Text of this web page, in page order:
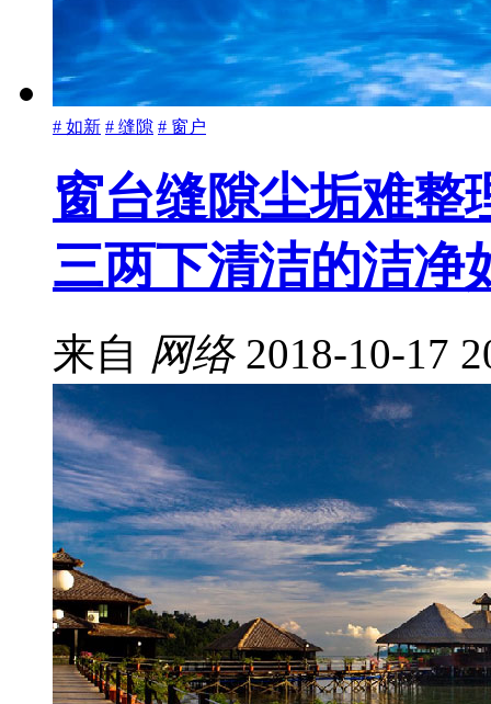
# 如新 # 缝隙 # 窗户
窗台缝隙尘垢难整
三两下清洁的洁净
来自 网络 2018-10-17